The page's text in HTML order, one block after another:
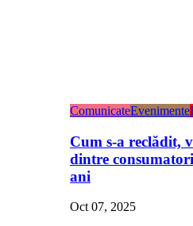
ComunicateEvenimente
Cum s-a reclădit,
dintre
ani
Oct 07, 2025